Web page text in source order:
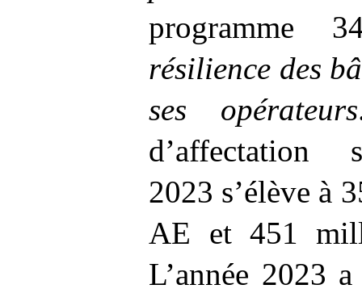
programme
résilience des
ses opérateurs
d’affectation
2023 s’élève à
AE et 451
L’année 2023